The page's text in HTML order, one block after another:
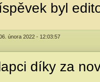
byl
února 2022 - 12:03:57
díky za